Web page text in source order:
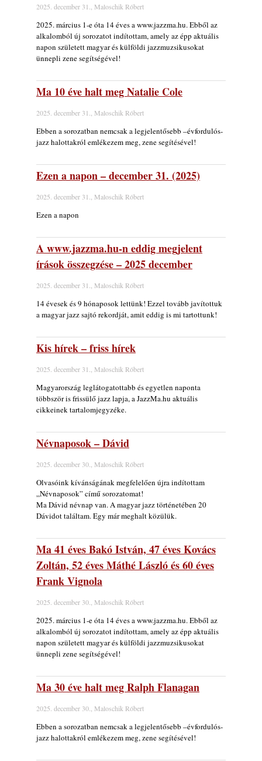
X. BOHÉM JAZZFŐVÁROS fesztivál,
Kecskemét, 2026. augusztus 6-9.: 4 nap, 4
színpad, 10 ország zenészei, 40 óra zene és
tánc!
2026. augusztus 05.
Márton
2026. augusztus 05.
Jazz-rock albumok 1983-ból - John Scofield
„Out like a Light”
2026. augusztus 05.
„Shinola”
2026. augusztus 04.
Kikkel beszéltem 2.0 – 5. rész: D
2026. augusztus 04.
rész: Irving Ashby – Memoirs
2026. augusztus 04.
helyettese, Csányi Attila
2026. augusztus 04.
45 éve történt… Jazz-rock albumok 1981-
2026. augusztus 03.
január 4.)
2026. augusztus 03.
Gondolataim - 2026 (XI. évfolyam - 8. rész)
2026. augusztus 02.
Exkluzív interjú Bóna Lászlóval
2026. augusztus 01.
Ma 40 éves Gyarmati Gábor és 54 éves
Florian Ross
2026. augusztus 01.
Vér, tornádó és jazz – megjelent a Daveform
Quintet és Kurt Rosenwinkel közös
2026. július 31.
Magyar jazzmuzsikus szülők és zenész
gyermekeik – 42. rész: Vörös László +
Vörösné Strausz Eszter + Vörös Bence
2026. július 30.
The Next Generation — 11. rész: Horváth
Szabolcs
2026. július 25.
FREE JAZZ ALBUMS 2026 - 134. rész
2026. július 16.
A free jazz kiemelkedő alakjai - 79. rész:
Marion Brown
2025. december 31., Maloschik Róbert
2025. március 1-e óta 14 éves a www.jazzma.hu. Ebből az
alkalomból új sorozatot indítottam, amely az épp aktuális
napon született magyar és külföldi jazzmuzsikusokat
ünnepli zene segítségével!
Ma 10 éve halt meg Natalie Cole
2025. december 31., Maloschik Róbert
Ebben a sorozatban nemcsak a legjelentősebb –évfordulós-
jazz halottakról emlékezem meg, zene segítésével!
Ezen a napon – december 31. (2025)
2025. december 31., Maloschik Róbert
Ezen a napon
A www.jazzma.hu-n eddig megjelent
írások összegzése – 2025 december
2025. december 31., Maloschik Róbert
14 évesek és 9 hónaposok lettünk! Ezzel tovább javítottuk
a magyar jazz sajtó rekordját, amit eddig is mi tartottunk!
Kis hírek – friss hírek
2025. december 31., Maloschik Róbert
Magyarország leglátogatottabb és egyetlen naponta
többször is frissülő jazz lapja, a JazzMa.hu aktuális
cikkeinek tartalomjegyzéke.
Névnaposok – Dávid
2025. december 30., Maloschik Róbert
Olvasóink kívánságának megfelelően újra indítottam
„Névnaposok” című sorozatomat!
Ma Dávid névnap van. A magyar jazz történetében 20
Dávidot találtam. Egy már meghalt közülük.
Ma 41 éves Bakó István, 47 éves Kovács
Zoltán, 52 éves Máthé László és 60 éves
Frank Vignola
2025. december 30., Maloschik Róbert
2025. március 1-e óta 14 éves a www.jazzma.hu. Ebből az
alkalomból új sorozatot indítottam, amely az épp aktuális
napon született magyar és külföldi jazzmuzsikusokat
ünnepli zene segítségével!
Ma 30 éve halt meg Ralph Flanagan
2025. december 30., Maloschik Róbert
Ebben a sorozatban nemcsak a legjelentősebb –évfordulós-
jazz halottakról emlékezem meg, zene segítésével!